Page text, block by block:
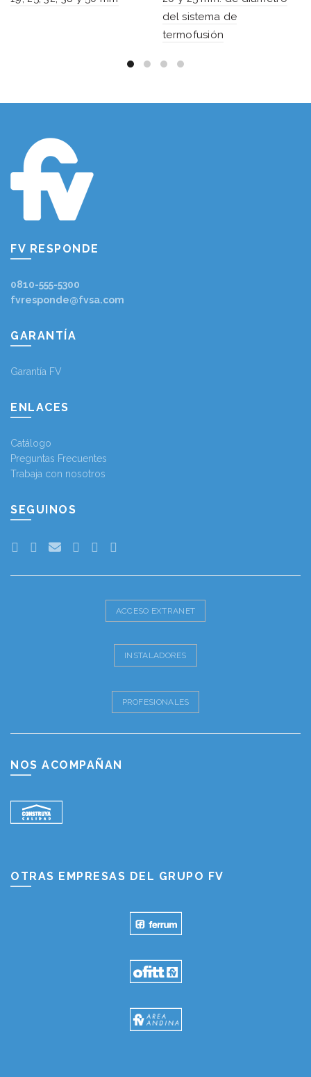
del sistema de
termofusión
FV RESPONDE
0810-555-5300
fvresponde@fvsa.com
GARANTÍA
Garantía FV
ENLACES
Catálogo
Preguntas Frecuentes
Trabaja con nosotros
SEGUINOS
ACCESO EXTRANET
INSTALADORES
PROFESIONALES
NOS ACOMPAÑAN
OTRAS EMPRESAS DEL GRUPO FV